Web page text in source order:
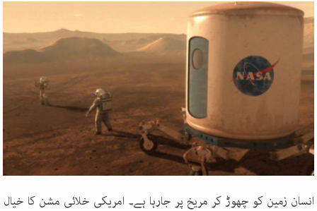
انسان زمین کو چھوڑ کر مریخ پر جارہا ہے۔ امریکی خلائی مشن کا خیال